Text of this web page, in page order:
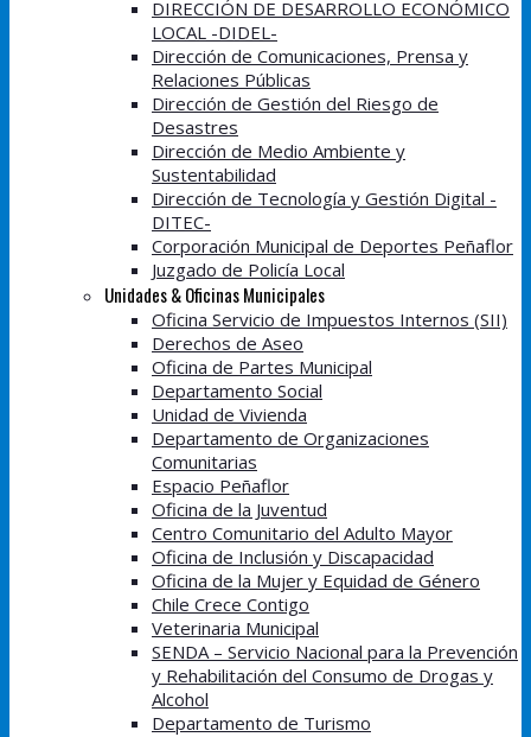
DIRECCIÓN DE DESARROLLO ECONÓMICO
LOCAL -DIDEL-
Dirección de Comunicaciones, Prensa y
Relaciones Públicas
Dirección de Gestión del Riesgo de
Desastres
Dirección de Medio Ambiente y
Sustentabilidad
Dirección de Tecnología y Gestión Digital -
DITEC-
Corporación Municipal de Deportes Peñaflor
Juzgado de Policía Local
Unidades & Oficinas Municipales
Oficina Servicio de Impuestos Internos (SII)
Derechos de Aseo
Oficina de Partes Municipal
Departamento Social
Unidad de Vivienda
Departamento de Organizaciones
Comunitarias
Espacio Peñaflor
Oficina de la Juventud
Centro Comunitario del Adulto Mayor
Oficina de Inclusión y Discapacidad
Oficina de la Mujer y Equidad de Género
Chile Crece Contigo
Veterinaria Municipal
SENDA – Servicio Nacional para la Prevención
y Rehabilitación del Consumo de Drogas y
Alcohol
Departamento de Turismo